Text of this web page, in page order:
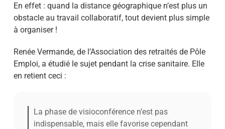
En effet : quand la distance géographique n’est plus un
obstacle au travail collaboratif, tout devient plus simple
à organiser !
Renée Vermande, de l’Association des retraités de Pôle
Emploi, a étudié le sujet pendant la crise sanitaire. Elle
en retient ceci :
La phase de visioconférence n’est pas
indispensable, mais elle favorise cependant